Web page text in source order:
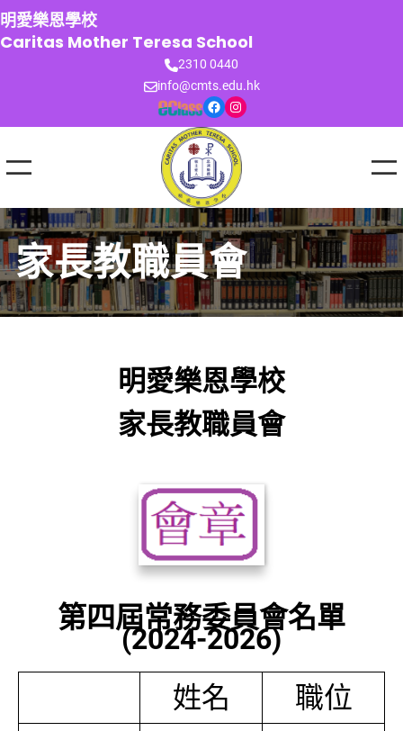
跳
至
主
明愛樂恩學校
Caritas Mother Teresa School
2310 0440
info@cmts.edu.hk
Facebook Instagram
家長教職員會
明愛樂恩學校
家長教職員會
第四屆常務委員會名單
(2024-2026)
姓名
職位